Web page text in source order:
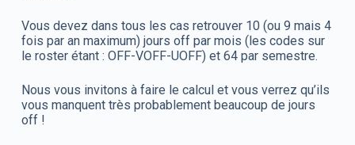
Vous devez dans tous les cas retrouver 10 (ou 9 mais 4
fois par an maximum) jours off par mois (les codes sur
le roster étant : OFF-VOFF-UOFF) et 64 par semestre.
Nous vous invitons à faire le calcul et vous verrez qu’ils
vous manquent très probablement beaucoup de jours
off !